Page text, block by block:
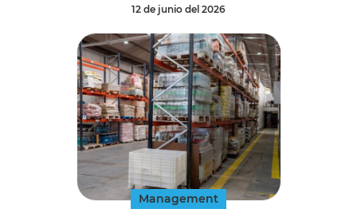
12 de junio del 2026
Management